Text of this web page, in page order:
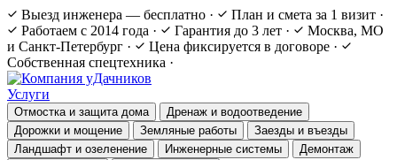
Выезд инженера — бесплатно · План и смета за 1 визит ·
Работаем с 2014 года · Гарантия до 3 лет ·
Москва, МО
и Санкт-Петербург · Цена фиксируется в договоре ·
Собственная спецтехника ·
Услуги
Отмостка и защита дома
Дренаж и водоотведение
Дорожки и мощение
Земляные работы
Заезды и въезды
Ландшафт и озеленение
Инженерные системы
Демонтаж